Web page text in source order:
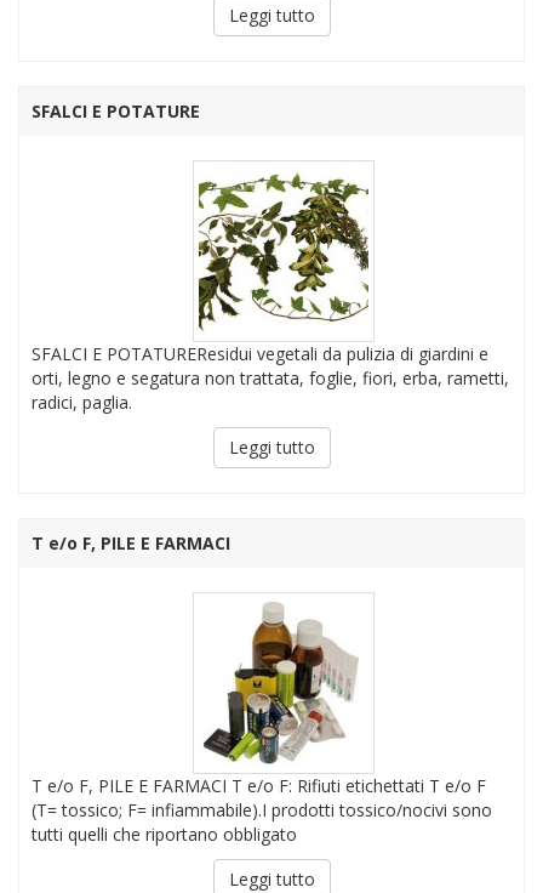
Leggi tutto
SFALCI E POTATURE
SFALCI E POTATUREResidui vegetali da pulizia di giardini e
orti, legno e segatura non trattata, foglie, fiori, erba, rametti,
radici, paglia.
Leggi tutto
T e/o F, PILE E FARMACI
T e/o F, PILE E FARMACI T e/o F: Rifiuti etichettati T e/o F
(T= tossico; F= infiammabile).I prodotti tossico/nocivi sono
tutti quelli che riportano obbligato
Leggi tutto